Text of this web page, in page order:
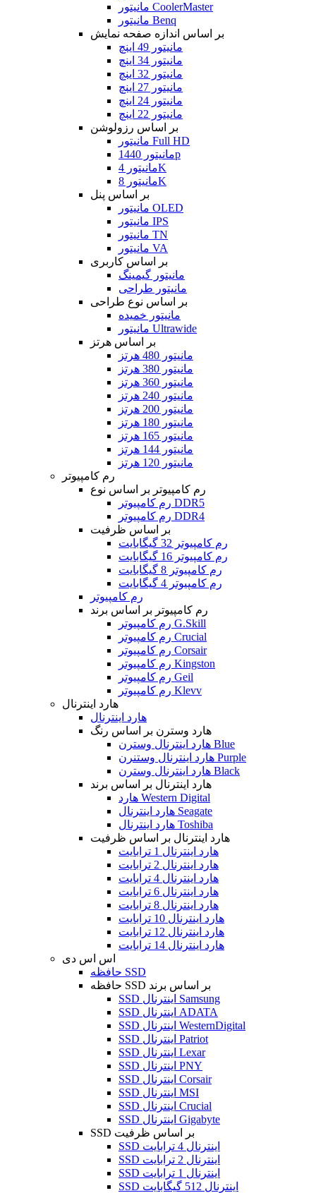
مانیتور CoolerMaster
مانیتور Benq
بر اساس اندازه صفحه نمایش
مانیتور 49 اینچ
مانیتور 34 اینچ
مانیتور 32 اینچ
مانیتور 27 اینچ
مانیتور 24 اینچ
مانیتور 22 اینچ
بر اساس رزولوشن
مانیتور Full HD
مانیتور 1440p
مانیتور 4K
مانیتور 8K
بر اساس پنل
مانیتور OLED
مانیتور IPS
مانیتور TN
مانیتور VA
بر اساس کاربری
مانیتور گیمینگ
مانیتور طراحی
بر اساس نوع طراحی
مانیتور خمیده
مانیتور Ultrawide
بر اساس هرتز
مانیتور 480 هرتز
مانیتور 380 هرتز
مانیتور 360 هرتز
مانیتور 240 هرتز
مانیتور 200 هرتز
مانیتور 180 هرتز
مانیتور 165 هرتز
مانیتور 144 هرتز
مانیتور 120 هرتز
رم کامپیوتر
رم کامپیوتر بر اساس نوع
رم کامپیوتر DDR5
رم کامپیوتر DDR4
بر اساس ظرفیت
رم کامپیوتر 32 گیگابایت
رم کامپیوتر 16 گیگابایت
رم کامپیوتر 8 گیگابایت
رم کامپیوتر 4 گیگابایت
رم کامپیوتر
رم کامپیوتر بر اساس برند
رم کامپیوتر G.Skill
رم کامپیوتر Crucial
رم کامپیوتر Corsair
رم کامپیوتر Kingston
رم کامپیوتر Geil
رم کامپیوتر Klevv
هارد اینترنال
هارد اینترنال
هارد وسترن بر اساس رنگ
هارد اینترنال وسترن Blue
هارد اینترنال وستنرن Purple
هارد اینترنال وسترن Black
هارد اینترنال بر اساس برند
هارد Western Digital
هارد اینترنال Seagate
هارد اینترنال Toshiba
هارد اینترنال بر اساس ظرفیت
هارد اینترنال 1 ترابایت
هارد اینترنال 2 ترابایت
هارد اینترنال 4 ترابایت
هارد اینترنال 6 ترابایت
هارد اینترنال 8 ترابایت
هارد اینترنال 10 ترابایت
هارد اینترنال 12 ترابایت
هارد اینترنال 14 ترابایت
اس اس دی
حافظه SSD
حافظه SSD بر اساس برند
SSD اینترنال Samsung
SSD اینترنال ADATA
SSD اینترنال WesternDigital
SSD اینترنال Patriot
SSD اینترنال Lexar
SSD اینترنال PNY
SSD اینترنال Corsair
SSD اینترنال MSI
SSD اینترنال Crucial
SSD اینترنال Gigabyte
SSD بر اساس ظرفیت
SSD اینترنال 4 ترابایت
SSD اینترنال 2 ترابایت
SSD اینترنال 1 ترابایت
SSD اینترنال 512 گیگابایت